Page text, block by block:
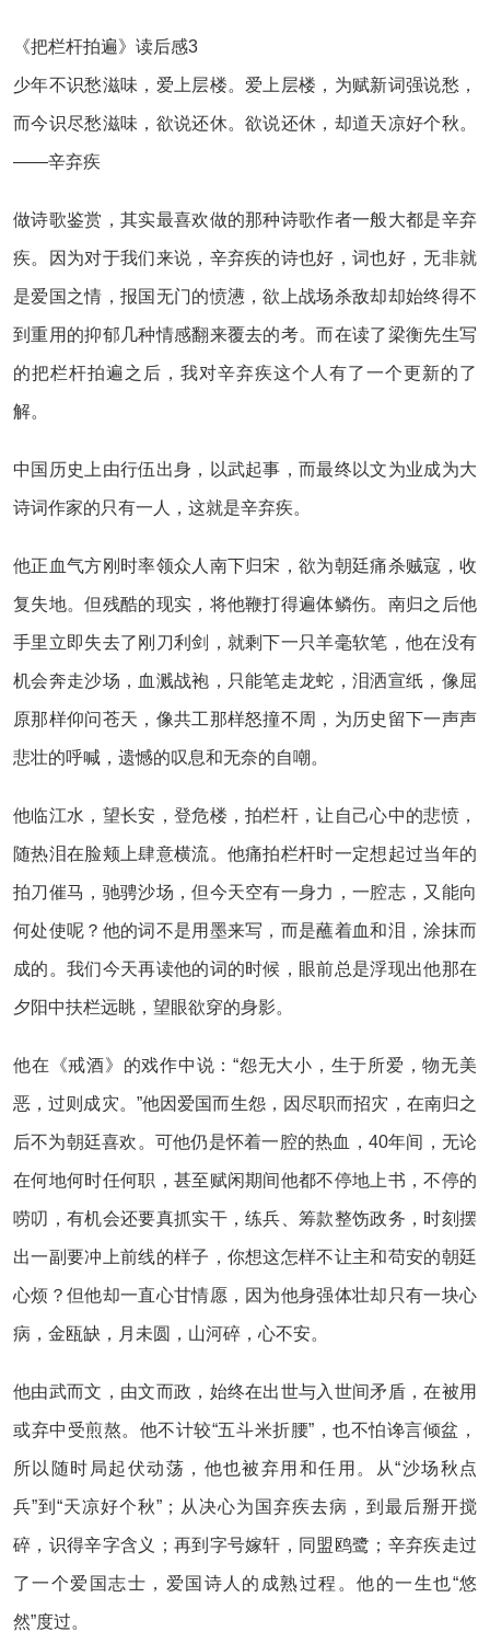
《把栏杆拍遍》读后感3
少年不识愁滋味，爱上层楼。爱上层楼，为赋新词强说愁，
而今识尽愁滋味，欲说还休。欲说还休，却道天凉好个秋。
——辛弃疾
做诗歌鉴赏，其实最喜欢做的那种诗歌作者一般大都是辛弃
疾。因为对于我们来说，辛弃疾的诗也好，词也好，无非就
是爱国之情，报国无门的愤懑，欲上战场杀敌却却始终得不
到重用的抑郁几种情感翻来覆去的考。而在读了梁衡先生写
的把栏杆拍遍之后，我对辛弃疾这个人有了一个更新的了
解。
中国历史上由行伍出身，以武起事，而最终以文为业成为大
诗词作家的只有一人，这就是辛弃疾。
他正血气方刚时率领众人南下归宋，欲为朝廷痛杀贼寇，收
复失地。但残酷的现实，将他鞭打得遍体鳞伤。南归之后他
手里立即失去了刚刀利剑，就剩下一只羊毫软笔，他在没有
机会奔走沙场，血溅战袍，只能笔走龙蛇，泪洒宣纸，像屈
原那样仰问苍天，像共工那样怒撞不周，为历史留下一声声
悲壮的呼喊，遗憾的叹息和无奈的自嘲。
他临江水，望长安，登危楼，拍栏杆，让自己心中的悲愤，
随热泪在脸颊上肆意横流。他痛拍栏杆时一定想起过当年的
拍刀催马，驰骋沙场，但今天空有一身力，一腔志，又能向
何处使呢？他的词不是用墨来写，而是蘸着血和泪，涂抹而
成的。我们今天再读他的词的时候，眼前总是浮现出他那在
夕阳中扶栏远眺，望眼欲穿的身影。
他在《戒酒》的戏作中说：“怨无大小，生于所爱，物无美
恶，过则成灾。”他因爱国而生怨，因尽职而招灾，在南归之
后不为朝廷喜欢。可他仍是怀着一腔的热血，40年间，无论
在何地何时任何职，甚至赋闲期间他都不停地上书，不停的
唠叨，有机会还要真抓实干，练兵、筹款整饬政务，时刻摆
出一副要冲上前线的样子，你想这怎样不让主和苟安的朝廷
心烦？但他却一直心甘情愿，因为他身强体壮却只有一块心
病，金瓯缺，月未圆，山河碎，心不安。
他由武而文，由文而政，始终在出世与入世间矛盾，在被用
或弃中受煎熬。他不计较“五斗米折腰”，也不怕谗言倾盆，
所以随时局起伏动荡，他也被弃用和任用。从“沙场秋点
兵”到“天凉好个秋”；从决心为国弃疾去病，到最后掰开搅
碎，识得辛字含义；再到字号嫁轩，同盟鸥鹭；辛弃疾走过
了一个爱国志士，爱国诗人的成熟过程。他的一生也“悠
然”度过。